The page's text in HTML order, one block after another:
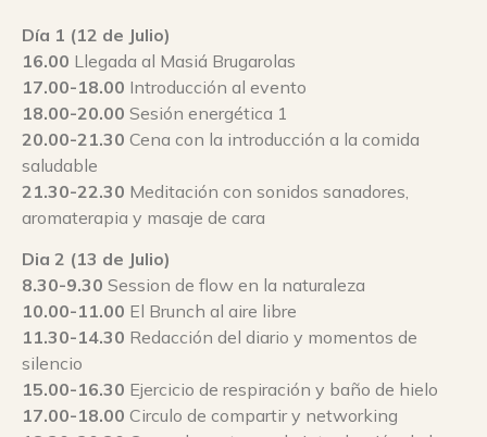
Día 1 (12 de Julio)
16.00 Llegada al Masiá Brugarolas
17.00-18.00 Introducción al evento
18.00-20.00 Sesión energética 1
20.00-21.30 Cena con la introducción a la comida
saludable
21.30-22.30 Meditación con sonidos sanadores,
aromaterapia y masaje de cara
Dia 2 (13 de Julio)
8.30-9.30 Session de flow en la naturaleza
10.00-11.00 El Brunch al aire libre
11.30-14.30 Redacción del diario y momentos de
silencio
15.00-16.30 Ejercicio de respiración y baño de hielo
17.00-18.00 Circulo de compartir y networking